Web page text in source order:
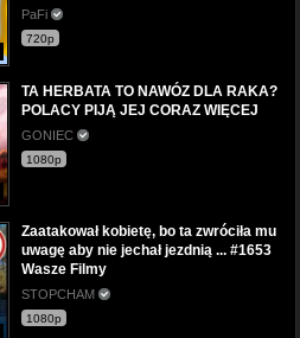
PaFi
720p
TA HERBATA TO NAWÓZ DLA RAKA?
POLACY PIJĄ JEJ CORAZ WIĘCEJ
GONIEC
1080p
Zaatakował kobietę, bo ta zwróciła mu
uwagę aby nie jechał jezdnią ... #1653
Wasze Filmy
STOPCHAM
1080p